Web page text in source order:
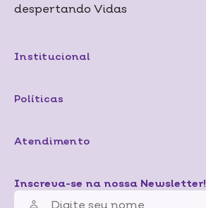
despertando Vidas
Institucional
Políticas
Atendimento
Inscreva-se na nossa Newsletter!